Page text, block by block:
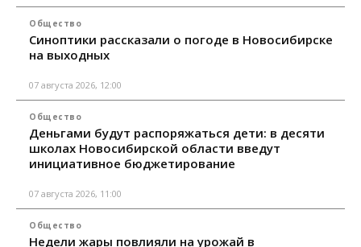
Общество
Синоптики рассказали о погоде в Новосибирске
на выходных
07 августа 2026, 12:00
Общество
Деньгами будут распоряжаться дети: в десяти
школах Новосибирской области введут
инициативное бюджетирование
07 августа 2026, 11:00
Общество
Недели жары повлияли на урожай в